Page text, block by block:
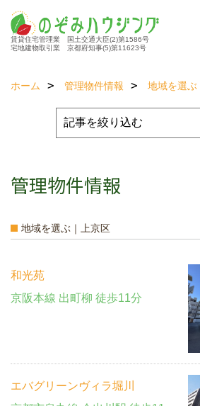
賃貸住宅管理業 国土交通大臣(2)第1586号
宅地建物取引業 京都府知事(5)第11623号
ホーム 管理物件情報 地域を選ぶ
管理物件情報
地域を選ぶ｜上京区
和光苑
京阪本線 出町柳 徒歩11分
エバグリーンヴィラ堀川